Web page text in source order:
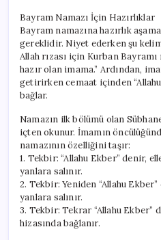
Bayram Namazı İçin Hazırlıklar
Bayram namazına hazırlık
gereklidir. Niyet ederken şu
Allah rızası için Kurban Bayramı
hazır olan imama.” Ardından,
getirirken cemaat içinden
bağlar.
Namazın ilk bölümü olan
içten okunur. İmamın
namazının özelliğini taşır:
1. Tekbir: “Allahu Ekber” denir,
yanlara salınır.
2. Tekbir: Yeniden “Allahu
yanlara salınır.
3. Tekbir: Tekrar “Allahu Ekber”
hizasında bağlanır.